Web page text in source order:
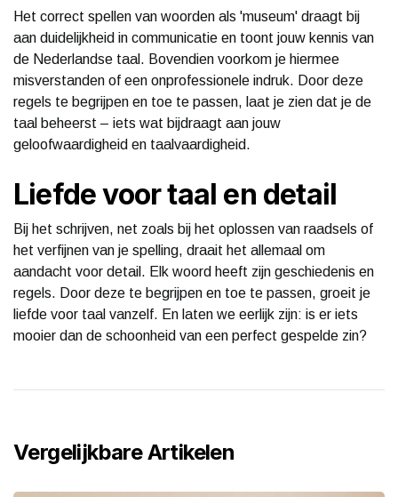
Het correct spellen van woorden als 'museum' draagt bij
aan duidelijkheid in communicatie en toont jouw kennis van
de Nederlandse taal. Bovendien voorkom je hiermee
misverstanden of een onprofessionele indruk. Door deze
regels te begrijpen en toe te passen, laat je zien dat je de
taal beheerst – iets wat bijdraagt aan jouw
geloofwaardigheid en taalvaardigheid.
Liefde voor taal en detail
Bij het schrijven, net zoals bij het oplossen van raadsels of
het verfijnen van je spelling, draait het allemaal om
aandacht voor detail. Elk woord heeft zijn geschiedenis en
regels. Door deze te begrijpen en toe te passen, groeit je
liefde voor taal vanzelf. En laten we eerlijk zijn: is er iets
mooier dan de schoonheid van een perfect gespelde zin?
Vergelijkbare Artikelen